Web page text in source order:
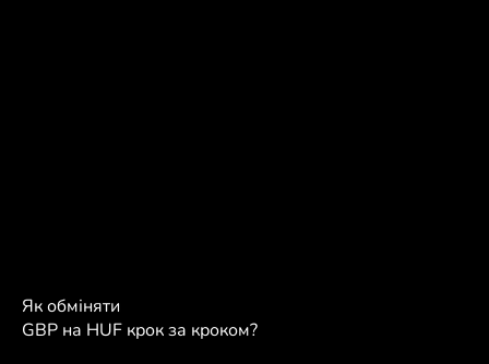
Як обміняти
GBP на HUF крок за кроком?